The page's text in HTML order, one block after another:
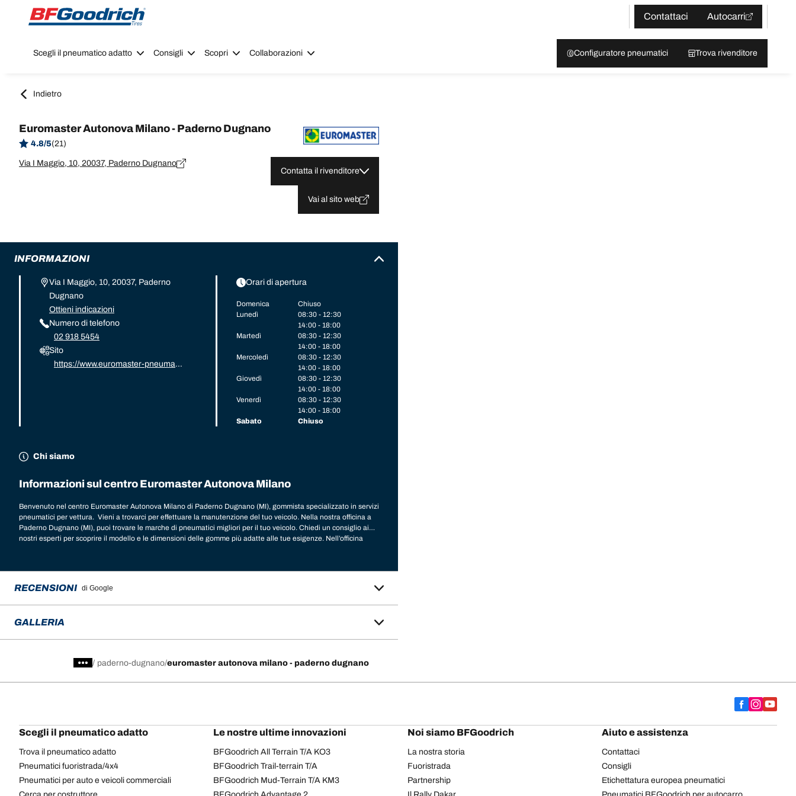
Go to page content
Go to page navigation
Contattaci
Autocarri
Scegli il pneumatico adatto Consigli Scopri Collaborazioni Configuratore pneumatici Trova rivenditore
Indietro
Euromaster Autonova Milano - Paderno Dugnano
4.8/5(21)
Via I Maggio, 10, 20037, Paderno Dugnano
Contatta il rivenditore
Vai al sito web
INFORMAZIONI
Via I Maggio, 10, 20037, Paderno
Dugnano
Ottieni indicazioni
Numero di telefono
02 918 5454
Sito
https://www.euromaster-pneumati
Orari di apertura
Domenica
Chiuso
Lunedì
08:30 - 12:30
14:00 - 18:00
Martedì
08:30 - 12:30
14:00 - 18:00
Mercoledì
08:30 - 12:30
14:00 - 18:00
Giovedì
08:30 - 12:30
14:00 - 18:00
Venerdì
08:30 - 12:30
14:00 - 18:00
Sabato
Chiuso
Chi siamo
Informazioni sul centro Euromaster Autonova Milano
Benvenuto nel centro Euromaster Autonova Milano di Paderno Dugnano (MI), gommista specializzato in servizi
pneumatici per vettura. Vieni a trovarci per effettuare la manutenzione del tuo veicolo. Nella nostra officina a
Paderno Dugnano (MI), puoi trovare le marche di pneumatici migliori per il tuo veicolo. Chiedi un consiglio ai
nostri esperti per scoprire il modello e le dimensioni delle gomme più adatte alle tue esigenze. Nell’officina
nell’officina Euromaster Autonova MIlano di Paderno Dugnano (MI), officina specializzata in servizi pneumatici
RECENSIONI di Google
GALLERIA
/ paderno-dugnano euromaster autonova milano - paderno dugnano
Scegli il pneumatico adatto
Trova il pneumatico adatto
Pneumatici fuoristrada/4x4
Pneumatici per auto e veicoli commerciali
Le nostre ultime innovazioni
BFGoodrich All Terrain T/A KO3
BFGoodrich Trail-terrain T/A
BFGoodrich Mud-Terrain T/A KM3
Noi siamo BFGoodrich
La nostra storia
Fuoristrada
Partnership
Aiuto e assistenza
Contattaci
Consigli
Etichettatura europea pneumatici